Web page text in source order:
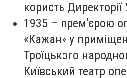
користь
1935 – прем'єрою
«Кажан» у
Троїцького
Київський театр